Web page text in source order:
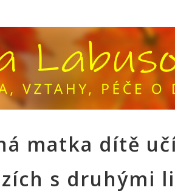
matka dítě
s druhými